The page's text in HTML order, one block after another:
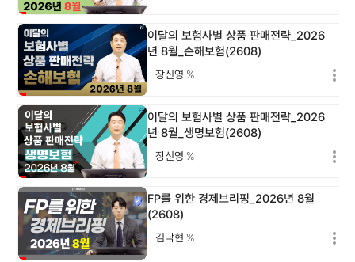
이달의 보험사별 상품 판매전략_2026
년 8월_손해보험(2608)
장신영 %
이달의 보험사별 상품 판매전략_2026
년 8월_생명보험(2608)
장신영 %
FP를 위한 경제브리핑_2026년 8월
(2608)
김낙현 %